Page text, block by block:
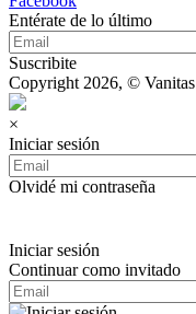
Entérate de lo último
Suscribite
Copyright 2026, © Vanitas
×
Iniciar sesión
Olvidé mi contraseña
Iniciar sesión
Continuar como invitado